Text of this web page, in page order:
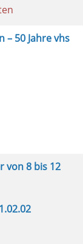
50 Jahre vhs
von 8 bis 12